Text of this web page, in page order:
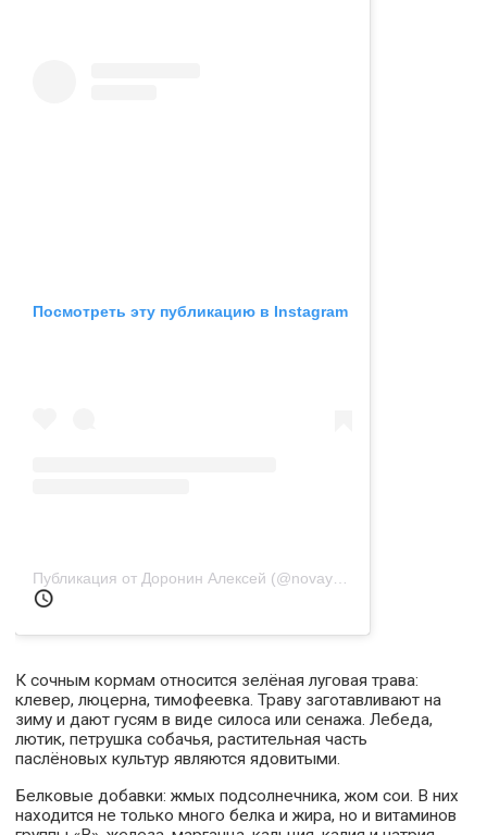
Посмотреть эту публикацию в Instagram
К сочным кормам относится зелёная луговая трава:
клевер, люцерна, тимофеевка. Траву заготавливают на
зиму и дают гусям в виде силоса или сенажа. Лебеда,
лютик, петрушка собачья, растительная часть
паслёновых культур являются ядовитыми.
Белковые добавки: жмых подсолнечника, жом сои. В них
находится не только много белка и жира, но и витаминов